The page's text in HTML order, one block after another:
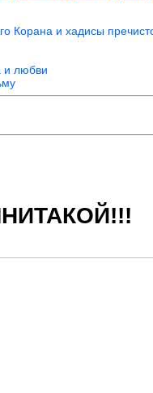
Корана и хадисы
и любви